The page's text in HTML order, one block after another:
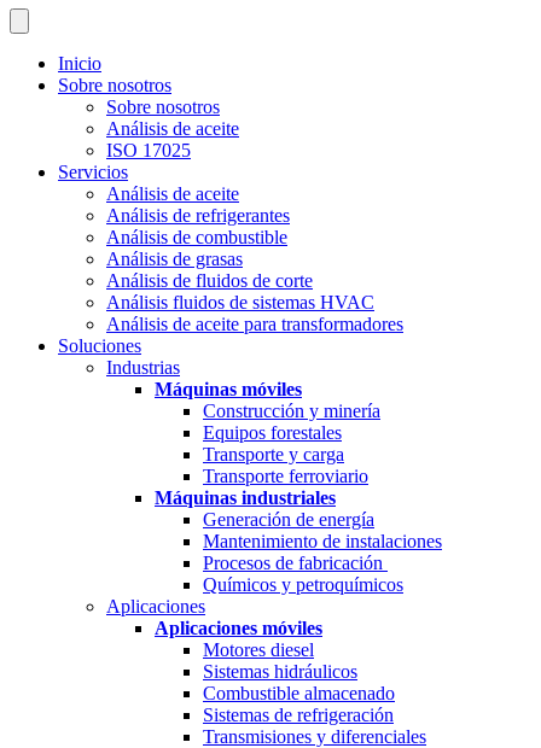
Inicio
Sobre nosotros
Sobre nosotros
Análisis de aceite
ISO 17025
Servicios
Análisis de aceite
Análisis de refrigerantes
Análisis de combustible
Análisis de grasas
Análisis de fluidos de corte
Análisis fluidos de sistemas HVAC
Análisis de aceite para transformadores
Soluciones
Industrias
Máquinas móviles
Construcción y minería
Equipos forestales
Transporte y carga
Transporte ferroviario
Máquinas industriales
Generación de energía
Mantenimiento de instalaciones
Procesos de fabricación
Químicos y petroquímicos
Aplicaciones
Aplicaciones móviles
Motores diesel
Sistemas hidráulicos
Combustible almacenado
Sistemas de refrigeración
Transmisiones y diferenciales